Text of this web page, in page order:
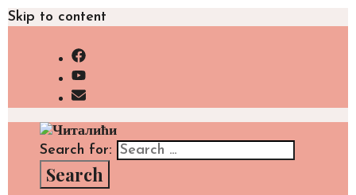
Skip to content
Search for: